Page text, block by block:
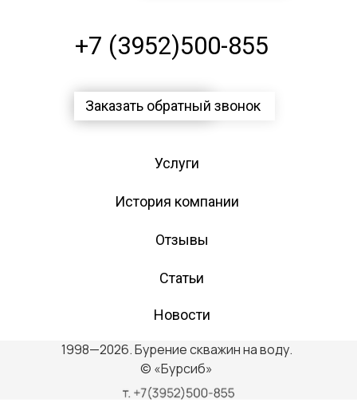
+7 (3952)500-855
Заказать обратный звонок
Услуги
Отзывы
Статьи
История компании
Новости
1998—2026. Бурение скважин на воду.
© «Бурсиб»